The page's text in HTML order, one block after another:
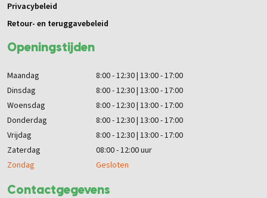
Contactgegevens
Openingstijden
Maandag
8:00 - 12:30 | 13:00 - 17:00
Dinsdag
8:00 - 12:30 | 13:00 - 17:00
Woensdag
8:00 - 12:30 | 13:00 - 17:00
Donderdag
8:00 - 12:30 | 13:00 - 17:00
Vrijdag
8:00 - 12:30 | 13:00 - 17:00
Zaterdag
08:00 - 12:00 uur
Zondag
Gesloten
Privacybeleid
Retour- en teruggavebeleid